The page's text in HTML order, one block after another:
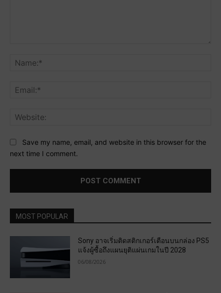
Save my name, email, and website in this browser for the
next time I comment.
MOST POPULAR
Sony อาจเริ่มติดสติกเกอร์เตือนบนกล่อง PS5
แจ้งผู้ซื้อถึงแผนยุติแผ่นเกมในปี 2028
06/08/2026